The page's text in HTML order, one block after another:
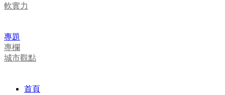
軟實力
專題
專欄
城市觀點
首頁